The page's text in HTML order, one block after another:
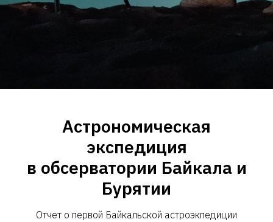
Астрономическая
экспедиция
в обсерватории Байкала и
Бурятии
Отчет о первой Байкальской астроэкпедиции